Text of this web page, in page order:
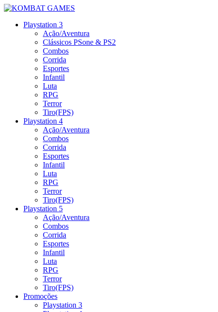
Playstation 3
Ação/Aventura
Clássicos PSone & PS2
Combos
Corrida
Esportes
Infantil
Luta
RPG
Terror
Tiro(FPS)
Playstation 4
Ação/Aventura
Combos
Corrida
Esportes
Infantil
Luta
RPG
Terror
Tiro(FPS)
Playstation 5
Ação/Aventura
Combos
Corrida
Esportes
Infantil
Luta
RPG
Terror
Tiro(FPS)
Promoções
Playstation 3